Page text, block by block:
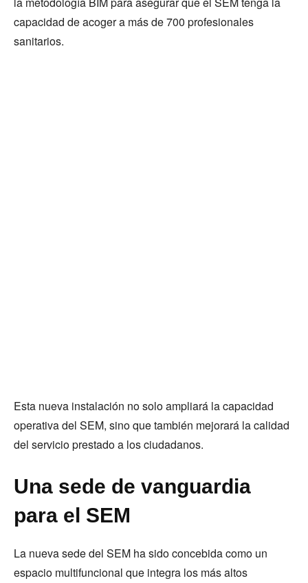
capacidad de acoger a más de 700 profesionales
sanitarios.
Esta nueva instalación no solo ampliará la capacidad
operativa del SEM, sino que también mejorará la calidad
del servicio prestado a los ciudadanos.
Una sede de vanguardia
para el SEM
La nueva sede del SEM ha sido concebida como un
espacio multifuncional que integra los más altos